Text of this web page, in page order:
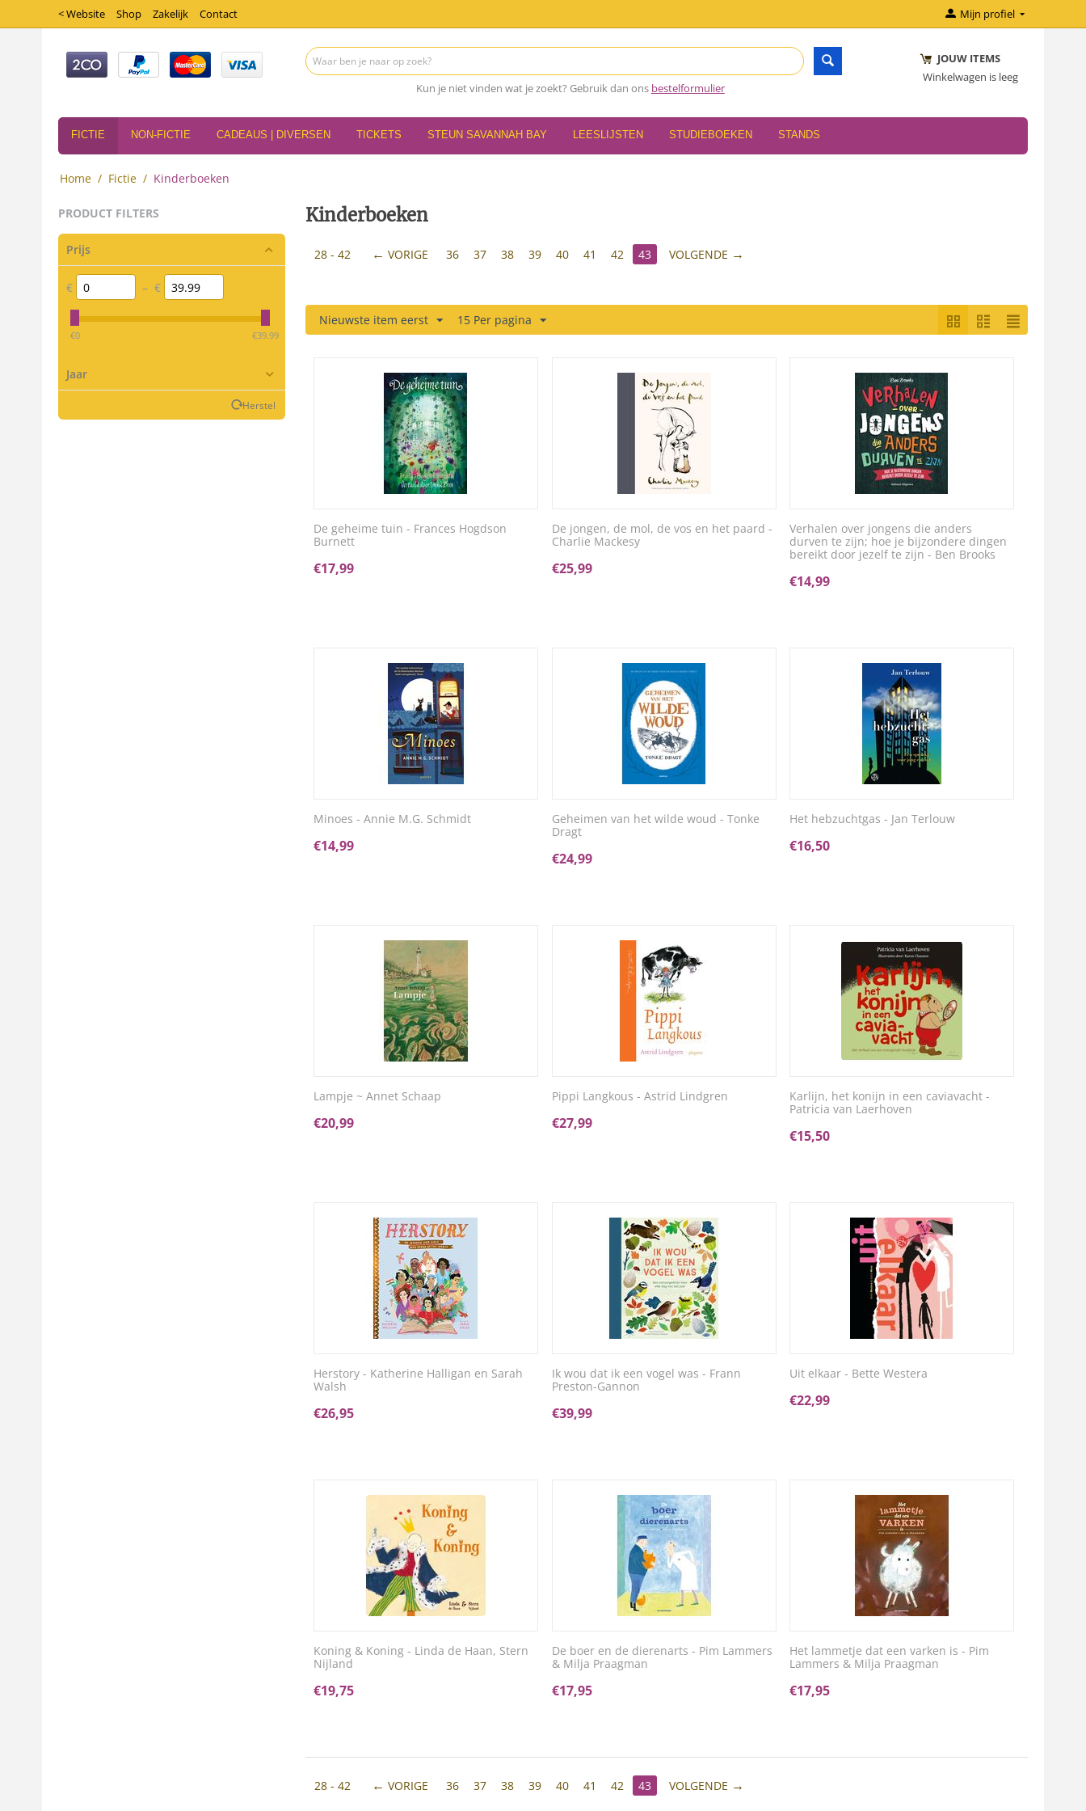
< Website Shop Zakelijk Contact Mijn profiel
Kun je niet vinden wat je zoekt? Gebruik dan ons bestelformulier
JOUW ITEMS
Winkelwagen is leeg
FICTIE NON-FICTIE CADEAUS | DIVERSEN TICKETS STEUN SAVANNAH BAY LEESLIJSTEN STUDIEBOEKEN STANDS
Home / Fictie / Kinderboeken
PRODUCT FILTERS
Prijs
€ – €
‎€0 ‎€39.99
Jaar
Herstel
Kinderboeken
28 - 42 VORIGE 36 37 38 39 40 41 42 43 VOLGENDE
Nieuwste item eerst 15 Per pagina
De geheime tuin - Frances Hogdson
Burnett
€17,99
De jongen, de mol, de vos en het paard -
Charlie Mackesy
€25,99
Verhalen over jongens die anders
durven te zijn; hoe je bijzondere dingen
bereikt door jezelf te zijn - Ben Brooks
€14,99
Minoes - Annie M.G. Schmidt
€14,99
Geheimen van het wilde woud - Tonke
Dragt
€24,99
Het hebzuchtgas - Jan Terlouw
€16,50
Lampje ~ Annet Schaap
€20,99
Pippi Langkous - Astrid Lindgren
€27,99
Karlijn, het konijn in een caviavacht -
Patricia van Laerhoven
€15,50
Herstory - Katherine Halligan en Sarah
Walsh
€26,95
Ik wou dat ik een vogel was - Frann
Preston-Gannon
€39,99
Uit elkaar - Bette Westera
€22,99
Koning & Koning - Linda de Haan, Stern
Nijland
€19,75
De boer en de dierenarts - Pim Lammers
& Milja Praagman
€17,95
Het lammetje dat een varken is - Pim
Lammers & Milja Praagman
€17,95
28 - 42 VORIGE 36 37 38 39 40 41 42 43 VOLGENDE